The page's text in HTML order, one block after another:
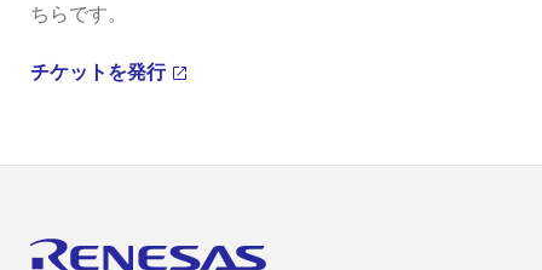
ちらです。
チケットを発行